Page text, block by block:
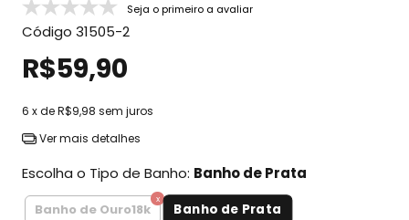
Seja o primeiro a avaliar
Código 31505-2
R$59,90
6 x deR$9,98 sem juros
Ver mais detalhes
Escolha o Tipo de Banho: Banho de Prata
Banho de Ouro18k Banho de Prata